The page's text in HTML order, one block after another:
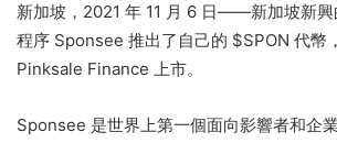
新加坡，2021 年 11 月 6 日——新加坡新興
程序 Sponsee 推出了自己的 $SPON 代幣
Pinksale Finance 上市。
Sponsee 是世界上第一個面向影響者和企業